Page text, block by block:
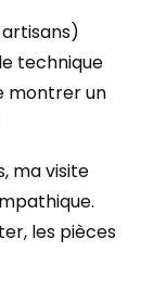
technique
montrer un
ma visite
les pièces